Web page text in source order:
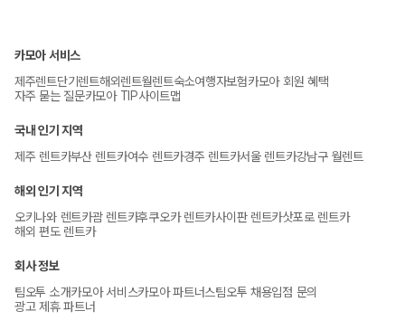
카모아 서비스
제주렌트단기렌트해외렌트월렌트숙소여행자보험카모아 회원 혜택
자주 묻는 질문카모아 TIP사이트맵
국내 인기 지역
제주 렌트카부산 렌트카여수 렌트카경주 렌트카서울 렌트카강남구 월렌트
해외 인기 지역
오키나와 렌트카괌 렌트카후쿠오카 렌트카사이판 렌트카삿포로 렌트카
해외 편도 렌트카
회사 정보
팀오투 소개카모아 서비스카모아 파트너스팀오투 채용입점 문의
광고 제휴 파트너